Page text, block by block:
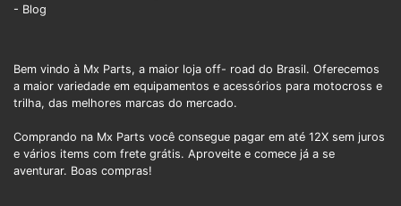
- Blog
Bem vindo à Mx Parts, a maior loja off- road do Brasil. Oferecemos
a maior variedade em equipamentos e acessórios para motocross e
trilha, das melhores marcas do mercado.
Comprando na Mx Parts você consegue pagar em até 12X sem juros
e vários items com frete grátis. Aproveite e comece já a se
aventurar. Boas compras!